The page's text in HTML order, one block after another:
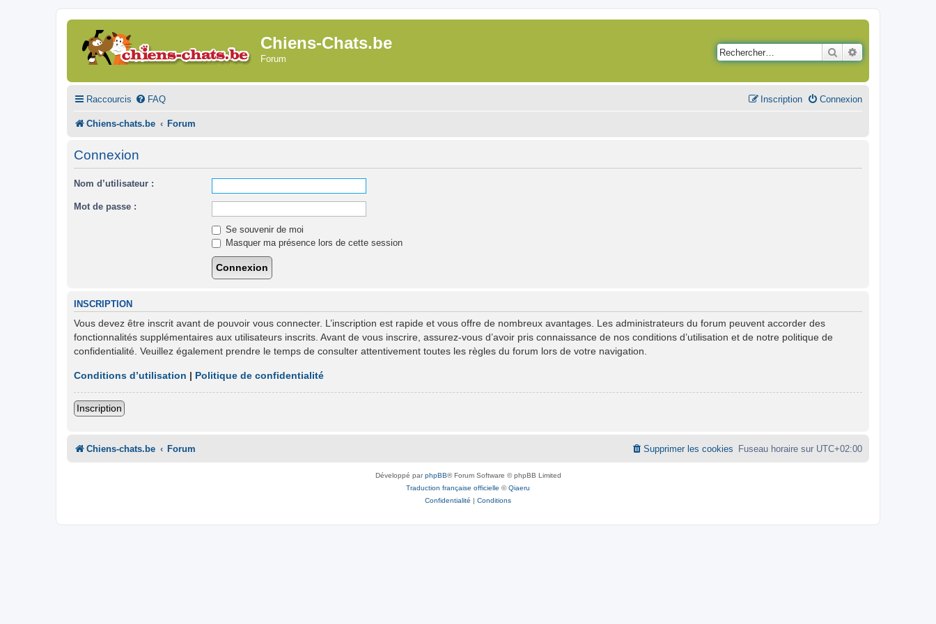
Chiens-Chats.be
Forum
Rechercher
Raccourcis FAQ Connexion
Inscription
Chiens-chats.be Forum
Connexion
Nom d’utilisateur :
Mot de passe :
Se souvenir de moi
Masquer ma présence lors de cette session
INSCRIPTION
Vous devez être inscrit avant de pouvoir vous connecter. L’inscription est rapide et vous offre de nombreux avantages. Les administrateurs du forum peuvent accorder des
fonctionnalités supplémentaires aux utilisateurs inscrits. Avant de vous inscrire, assurez-vous d’avoir pris connaissance de nos conditions d’utilisation et de notre politique de
confidentialité. Veuillez également prendre le temps de consulter attentivement toutes les règles du forum lors de votre navigation.
Conditions d’utilisation | Politique de confidentialité
Inscription
Chiens-chats.be Forum Fuseau horaire sur UTC+02:00
Supprimer les cookies
Développé parphpBB® Forum Software © phpBB Limited
Traduction française officielle ©Qiaeru
Confidentialité | Conditions